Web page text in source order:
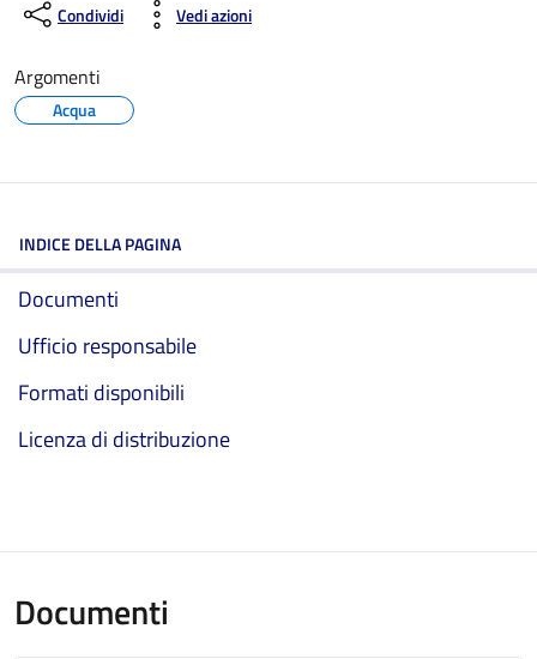
Condividi Vedi azioni
Argomenti
Acqua
INDICE DELLA PAGINA
Documenti
Ufficio responsabile
Formati disponibili
Licenza di distribuzione
Documenti